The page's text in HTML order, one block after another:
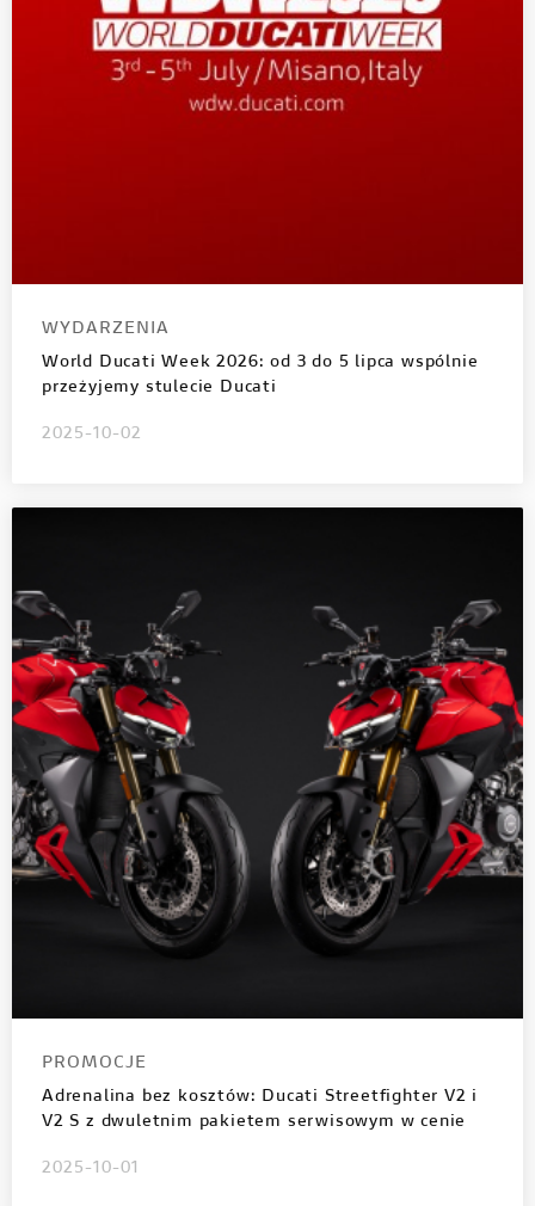
WYDARZENIA
World Ducati Week 2026: od 3 do 5 lipca wspólnie
przeżyjemy stulecie Ducati
2025-10-02
PROMOCJE
Adrenalina bez kosztów: Ducati Streetfighter V2 i
V2 S z dwuletnim pakietem serwisowym w cenie
2025-10-01